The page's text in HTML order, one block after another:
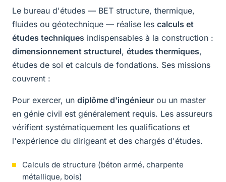
Le bureau d'études — BET structure, thermique,
fluides ou géotechnique — réalise les calculs et
études techniques indispensables à la construction :
dimensionnement structurel, études thermiques,
études de sol et calculs de fondations. Ses missions
couvrent :
Pour exercer, un diplôme d'ingénieur ou un master
en génie civil est généralement requis. Les assureurs
vérifient systématiquement les qualifications et
l'expérience du dirigeant et des chargés d'études.
Calculs de structure (béton armé, charpente
métallique, bois)